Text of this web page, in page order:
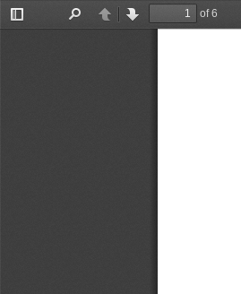
Toggle
PreviousNext
of 6